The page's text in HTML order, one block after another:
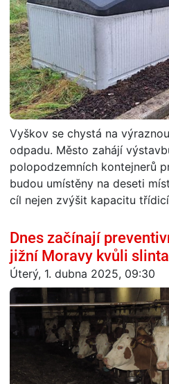
Vyškov se chystá na
odpadu. Město zahájí
polopodzemních kontejnerů
budou umístěny na deseti
cíl nejen zvýšit kapacitu
Dnes začínají
jižní Moravy kvůli
Úterý, 1. dubna 2025, 09:30